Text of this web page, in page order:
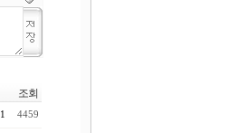
조회
4459